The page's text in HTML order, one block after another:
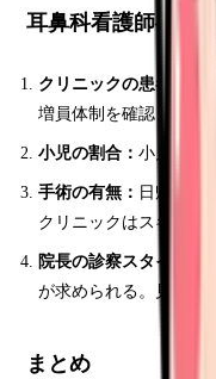
耳鼻科看護師への
クリニックの患者数と
増員体制を確認
小児の割合： 小児メイ
手術の有無： 日帰り手
クリニックはスキルア
院長の診察スタイル：
が求められる。見学で
まとめ